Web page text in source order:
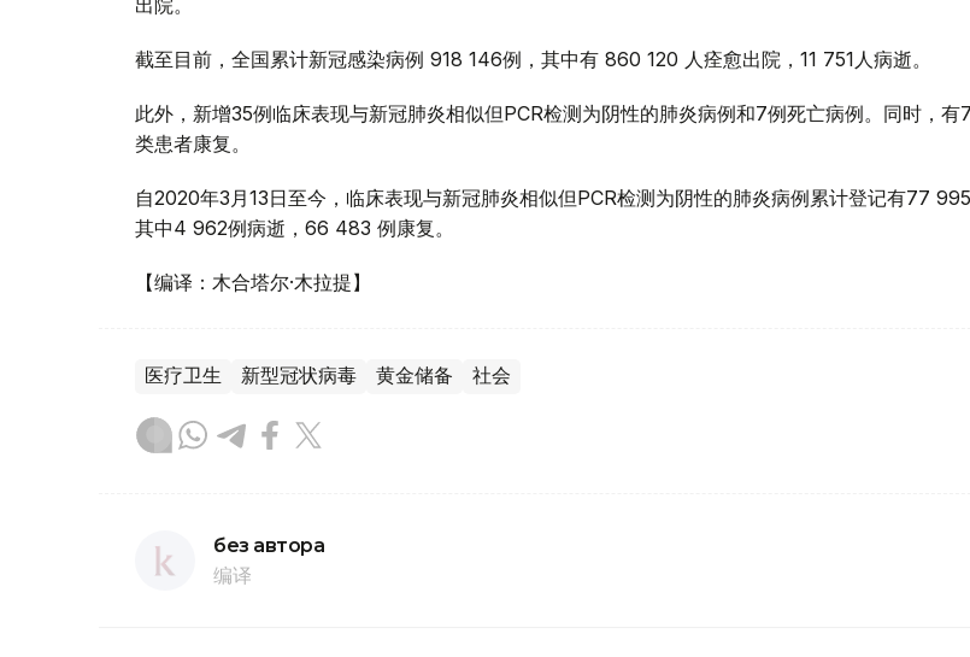
截至目前，全国累计新冠感染病例 918 146例，其中有 860 120 人痊愈出院，11 751人病逝。
此外，新增35例临床表现与新冠肺炎相似但PCR检测为阴性的肺炎病例和7例死亡病例。同时，有
类患者康复。
自2020年3月13日至今，临床表现与新冠肺炎相似但PCR检测为阴性的肺炎病例累计登记有77 995
其中4 962例病逝，66 483 例康复。
【编译：木合塔尔·木拉提】
医疗卫生 新型冠状病毒 黄金储备 社会
без автора
编译